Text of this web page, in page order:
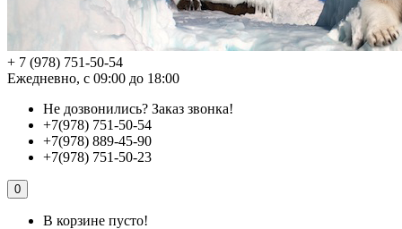
+ 7 (978) 751-50-54
Ежедневно, с 09:00 до 18:00
Не дозвонились? Заказ звонка!
+7(978) 751-50-54
+7(978) 889-45-90
+7(978) 751-50-23
0
В корзине пусто!